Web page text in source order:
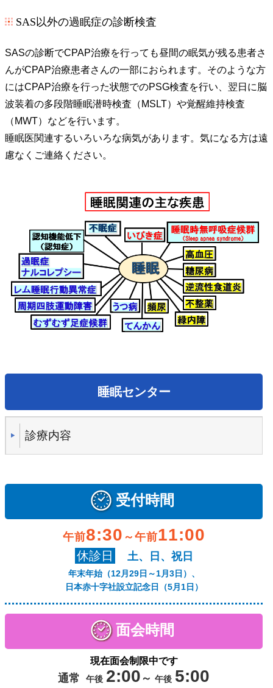
睡眠センター
診療内容
受付時間
午前8:30 ～午前11:00
休診日 土、日、祝日
年末年始（12月29日～1月3日）、
日本赤十字社設立記念日（5月1日）
面会時間
現在面会制限中です
通常 午後 2:00 ～ 午後 5:00
SAS以外の過眠症の診断検査
SASの診断でCPAP治療を行っても昼間の眠気が残る患者さ
んがCPAP治療患者さんの一部におられます。そのような方
にはCPAP治療を行った状態でのPSG検査を行い、翌日に脳
波装着の多段階睡眠潜時検査（MSLT）や覚醒維持検査
（MWT）などを行います。
睡眠医関連するいろいろな病気があります。気になる方は遠
慮なくご連絡ください。